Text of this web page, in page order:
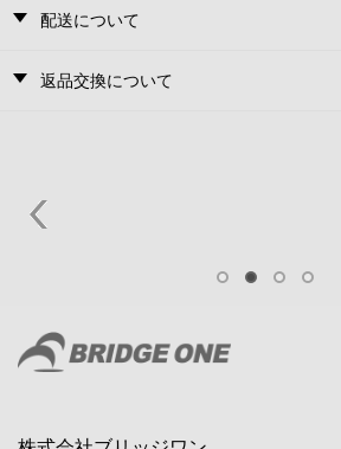
配送について
返品交換について